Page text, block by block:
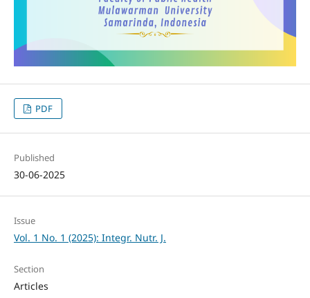
PDF
Published
30-06-2025
Issue
Vol. 1 No. 1 (2025): Integr. Nutr. J.
Section
Articles